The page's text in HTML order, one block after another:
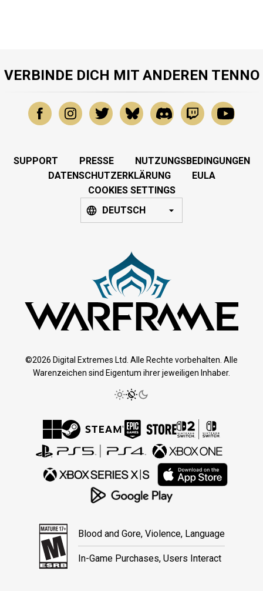
VERBINDE DICH MIT ANDEREN TENNO
SUPPORT PRESSE
NUTZUNGSBEDINGUNGEN
DATENSCHUTZERKLÄRUNG
EULA
COOKIES SETTINGS
DEUTSCH
©2026 Digital Extremes Ltd. Alle Rechte vorbehalten. Alle
Warenzeichen sind Eigentum ihrer jeweiligen Inhaber.
Blood and Gore, Violence, Language
In-Game Purchases, Users Interact